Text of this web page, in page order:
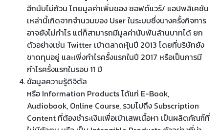
อีกนับไม่ถ้วน โดยมูลค่าเพิ่มของ ซอฟต์แวร์/ แอปพลิเคชัน
เหล่านี้เกิดจากจำนวนของ User ในระบบซึ่งบางครั้งกิจการ
อาจยังไม่กำไร แต่ก็สามารถมีมูลค่านับพันล้านบาทได้ ยก
ตัวอย่างเช่น Twitter เข้าตลาดหุ้นปี 2013 โดยที่บริษัทยัง
ขาดทุนอยู่ และเพิ่งกำไรครั้งแรกในปี 2017 หรือเป็นการมี
กำไรครั้งแรกในรอบ 11 ปี
ข้อมูลความรู้ดิจิตัล
หรือ Information Products ได้แก่ E-Book,
Audiobook, Online Course, รวมไปถึง Subscription
Content ที่ต้องชำระเงินเพื่อเข้าเสพเนื้อหา เป็นผลิตภัณฑ์ที่